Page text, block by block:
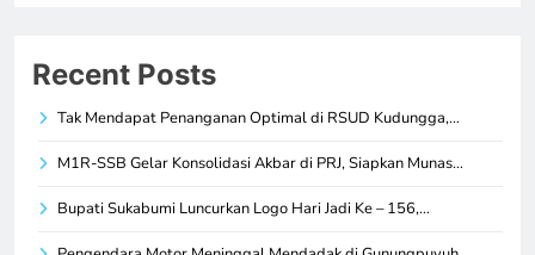
Recent Posts
Tak Mendapat Penanganan Optimal di RSUD Kudungga,…
M1R-SSB Gelar Konsolidasi Akbar di PRJ, Siapkan Munas…
Bupati Sukabumi Luncurkan Logo Hari Jadi Ke – 156,…